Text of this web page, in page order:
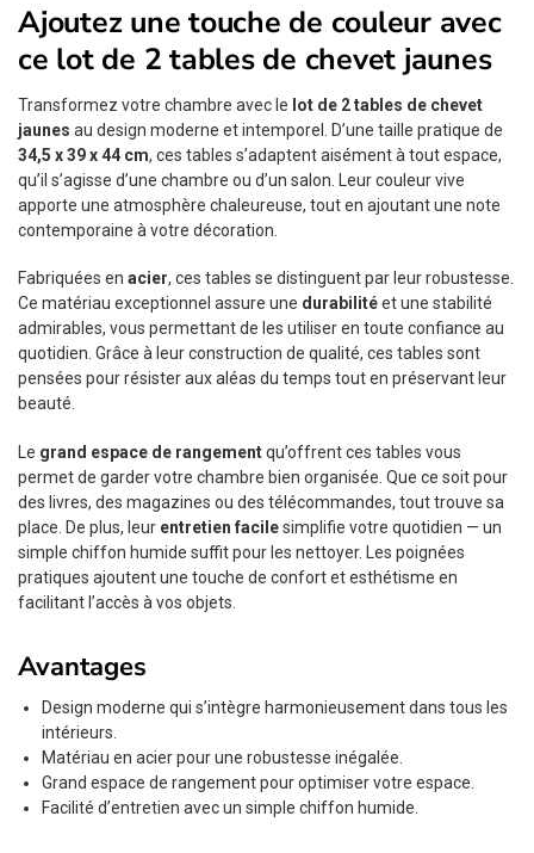
Ajoutez une touche de couleur avec
ce lot de 2 tables de chevet jaunes
Transformez votre chambre avec le lot de 2 tables de chevet
jaunes au design moderne et intemporel. D’une taille pratique de
34,5 x 39 x 44 cm, ces tables s’adaptent aisément à tout espace,
qu’il s’agisse d’une chambre ou d’un salon. Leur couleur vive
apporte une atmosphère chaleureuse, tout en ajoutant une note
contemporaine à votre décoration.
Fabriquées en acier, ces tables se distinguent par leur robustesse.
Ce matériau exceptionnel assure une durabilitéet une stabilité
admirables, vous permettant de les utiliser en toute confiance au
quotidien. Grâce à leur construction de qualité, ces tables sont
pensées pour résister aux aléas du temps tout en préservant leur
beauté.
Le grand espace de rangementqu’offrent ces tables vous
permet de garder votre chambre bien organisée. Que ce soit pour
des livres, des magazines ou des télécommandes, tout trouve sa
place. De plus, leur entretien facilesimplifie votre quotidien — un
simple chiffon humide suffit pour les nettoyer. Les poignées
pratiques ajoutent une touche de confort et esthétisme en
facilitant l’accès à vos objets.
Avantages
Design moderne qui s’intègre harmonieusement dans tous les
intérieurs.
Matériau en acier pour une robustesse inégalée.
Grand espace de rangement pour optimiser votre espace.
Facilité d’entretien avec un simple chiffon humide.